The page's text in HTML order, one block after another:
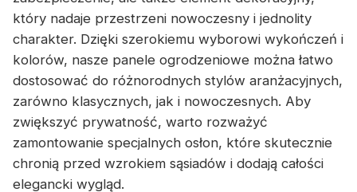
który nadaje przestrzeni nowoczesny i jednolity
charakter. Dzięki szerokiemu wyborowi wykończeń i
kolorów, nasze panele ogrodzeniowe można łatwo
dostosować do różnorodnych stylów aranżacyjnych,
zarówno klasycznych, jak i nowoczesnych. Aby
zwiększyć prywatność, warto rozważyć
zamontowanie specjalnych osłon, które skutecznie
chronią przed wzrokiem sąsiadów i dodają całości
elegancki wygląd.